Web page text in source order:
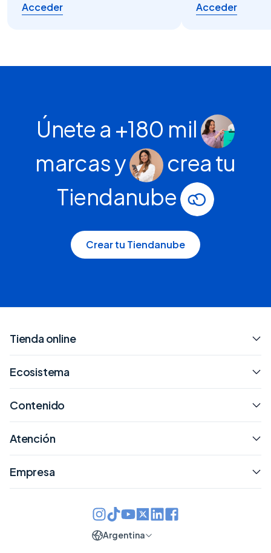
Acceder Acceder
Únete a +180 mil
marcas y
crea tu
Tiendanube
Crear tu Tiendanube
Tienda online
Ecosistema
Contenido
Atención
Empresa
Argentina